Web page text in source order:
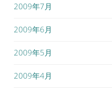
2009年7月
2009年6月
2009年5月
2009年4月